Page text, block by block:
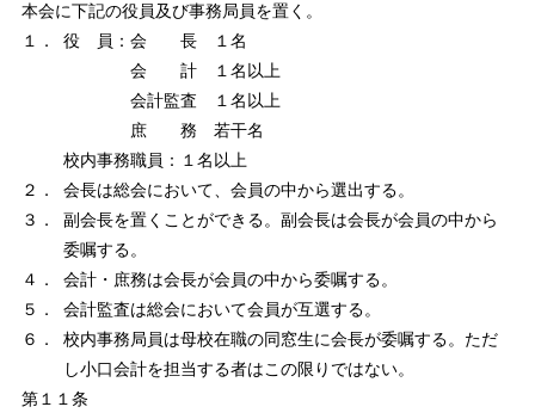
本会に下記の役員及び事務局員を置く。
１．
役 員： 会 長 １名
会 計 １名以上
会計監査 １名以上
庶 務 若干名
校内事務職員：１名以上
２．
会長は総会において、会員の中から選出する。
３．
副会長を置くことができる。副会長は会長が会員の中から
委嘱する。
４．
会計・庶務は会長が会員の中から委嘱する。
５．
会計監査は総会において会員が互選する。
６．
校内事務局員は母校在職の同窓生に会長が委嘱する。ただ
し小口会計を担当する者はこの限りではない。
第１１条